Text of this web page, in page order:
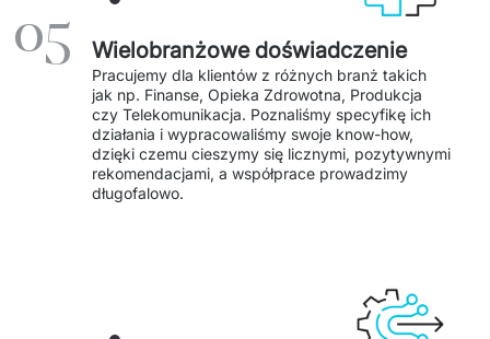
05 Wielobranżowe doświadczenie
Pracujemy dla klientów z różnych branż takich
jak np. Finanse, Opieka Zdrowotna, Produkcja
czy Telekomunikacja. Poznaliśmy specyfikę ich
działania i wypracowaliśmy swoje know-how,
dzięki czemu cieszymy się licznymi, pozytywnymi
rekomendacjami, a współprace prowadzimy
długofalowo.